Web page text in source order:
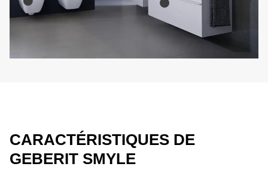
CARACTÉRISTIQUES DE
GEBERIT SMYLE